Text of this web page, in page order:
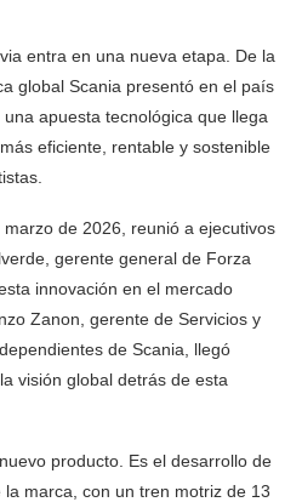
entra en una nueva etapa. De la
global Scania presentó en el país
apuesta tecnológica que llega
eficiente, rentable y sostenible
de 2026, reunió a ejecutivos
gerente general de Forza
innovación en el mercado
Zanon, gerente de Servicios y
de Scania, llegó
visión global detrás de esta
producto. Es el desarrollo de
marca, con un tren motriz de 13